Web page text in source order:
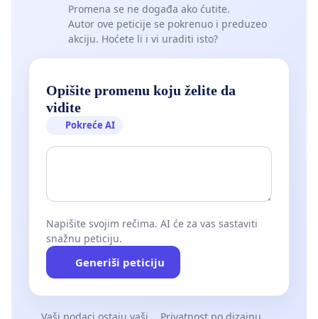
Promena se ne događa ako ćutite.
Autor ove peticije se pokrenuo i preduzeo
akciju. Hoćete li i vi uraditi isto?
Opišite promenu koju želite da
vidite
Pokreće AI
Napišite svojim rečima. AI će za vas sastaviti
snažnu peticiju.
Generiši peticiju